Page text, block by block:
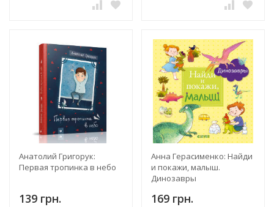
Анатолий Григорук:
Первая тропинка в небо
139 грн.
Анна Герасименко: Найди
и покажи, малыш.
Динозавры
169 грн.